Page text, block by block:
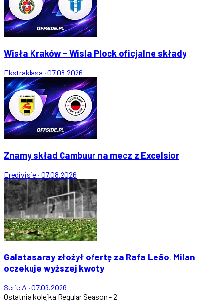
Wisła Kraków - Wisla Plock oficjalne składy
Ekstraklasa · 07.08.2026
Znamy skład Cambuur na mecz z Excelsior
Eredivisie · 07.08.2026
Galatasaray złożył ofertę za Rafa Leão, Milan
oczekuje wyższej kwoty
Serie A · 07.08.2026
Ostatnia kolejka Regular Season - 2